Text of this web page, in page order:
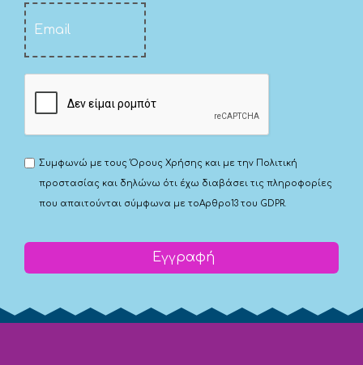
Συμφωνώ με τουςΌρους Χρήσης και με την Πολιτική
προστασίας και δηλώνω ότι έχω διαβάσει τις πληροφορίες
που απαιτούνται σύμφωνα με τοΑρθρο13 του GDPR.
Εγγραφή